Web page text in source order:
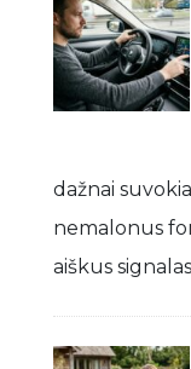
dažnai
nemalonus
aiškus